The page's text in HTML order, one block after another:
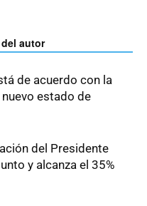
del autor
de acuerdo con la
estado de
del Presidente
y alcanza el 35%